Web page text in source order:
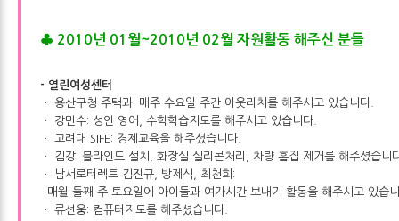
♣ 2010년 01월~2010년 02월 자원활동 해주신 분들
- 열린여성센터
ㆍ 용산구청 주택과: 매주 수요일 주간 아웃리치를 해주시고 있습니다.
ㆍ 강민수: 성인 영어, 수학학습지도를 해주시고 있습니다.
ㆍ 고려대 SIFE: 경제교육을 해주셨습니다.
ㆍ 김강: 블라인드 설치, 화장실 실리콘처리, 차량 흠집 제거를 해주셨습니
ㆍ 남서로터렉트 김진규, 방제식, 최천희:
매월 둘째 주 토요일에 아이들과 여가시간 보내기 활동을 해주시고 있습
ㆍ 류선웅: 컴퓨터지도를 해주셨습니다.